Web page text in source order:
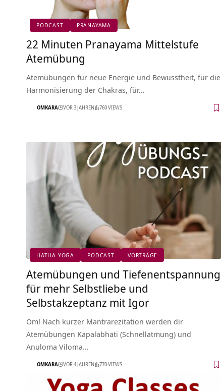
PODCAST PRANAYAMA
22 Minuten Pranayama Mittelstufe
Atemübung
Atemübungen für neue Energie und Bewusstheit, für die
Harmonisierung der Chakras, für…
OMKARA VOR 3 JAHREN 760 VIEWS
HATHA YOGA PODCAST VORTRÄGE
Atemübungen und Tiefenentspannung
für mehr Selbstliebe und
Selbstakzeptanz mit Igor
Om! Nach kurzer Mantrarezitation werden dir
Atemübungen Kapalabhati (Schnellatmung) und
Anuloma Viloma…
OMKARA VOR 4 JAHREN 770 VIEWS